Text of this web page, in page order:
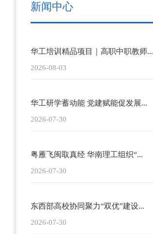
新闻中心
华工培训精品项目｜高职中职教师...
2026-08-03
华工研学蓄动能 党建赋能促发展...
2026-07-30
粤雁飞闽取真经 华南理工组织“...
2026-07-30
东西部高校协同聚力“双优”建设...
2026-07-30